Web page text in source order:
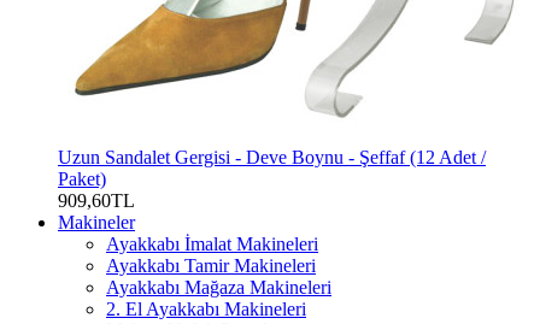
Uzun Sandalet Gergisi - Deve Boynu - Şeffaf (12 Adet /
Paket)
909,60TL
Makineler
Ayakkabı İmalat Makineleri
Ayakkabı Tamir Makineleri
Ayakkabı Mağaza Makineleri
2. El Ayakkabı Makineleri